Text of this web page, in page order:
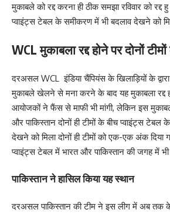
मुकाबले को रद्द करना ही ठीक समझा रविवार को
प्वाइंट्स टेबल के समीकरण में भी बदलाव देखने को
WCL मुकाबला रद्द होने पर दोनों
दरअसल WCL इंडिया चैंपियंस के खिलाड़ियों के
मुकाबले खेलने से मना करने के बाद यह मुकाबला रद्द
आयोजकों ने फैंस से माफी भी मांगी, लेकिन इस
और पाकिस्तान दोनों ही टीमों के बीच प्वाइंट्स
देखने को मिला दोनों ही टीमों को एक-एक अंक
प्वाइंट्स टेबल में भारत और पाकिस्तान की जगह में
पाकिस्तान ने हासिल किया यह स्थान
दरअसल पाकिस्तान की टीम ने इस लीग में अब तक